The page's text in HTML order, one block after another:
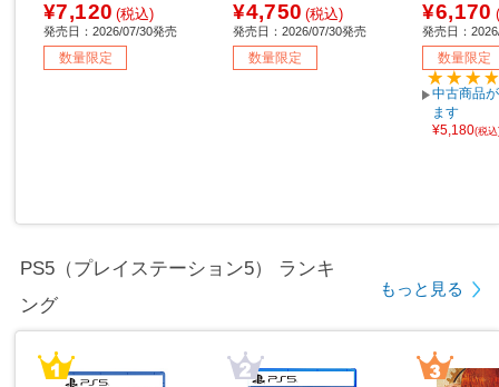
¥7,120 (税込)
発売日：2026/07/30発売
数量限定
¥4,750 (税込)
発売日：2026/07/30発売
数量限定
¥6,170
発売日：
数量限定
中古商品
ます
¥5,180(税
PS5（プレイステーション5） ランキ
ング
もっと見る